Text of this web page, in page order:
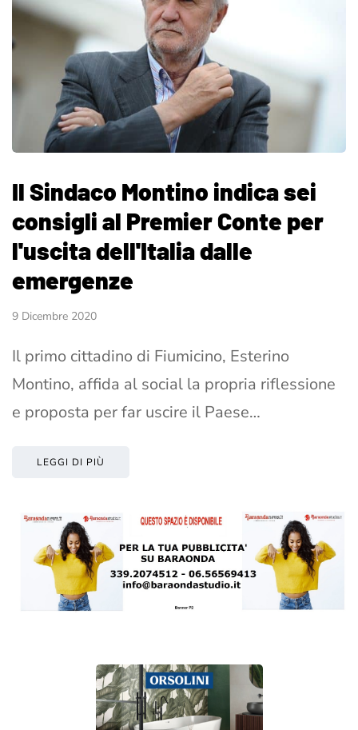
Il Sindaco Montino indica sei
consigli al Premier Conte per
l'uscita dell'Italia dalle
emergenze
9 Dicembre 2020
Il primo cittadino di Fiumicino, Esterino
Montino, affida al social la propria riflessione
e proposta per far uscire il Paese…
LEGGI DI PIÙ